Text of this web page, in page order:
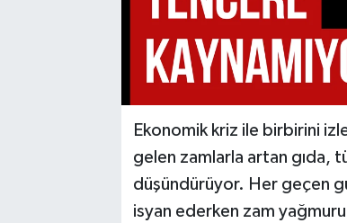
Ekonomik kriz ile birbirini
gelen zamlarla artan gıda,
düşündürüyor. Her geçen
isyan ederken zam